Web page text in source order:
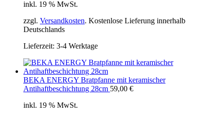
inkl. 19 % MwSt.
zzgl. Versandkosten. Kostenlose Lieferung innerhalb
Deutschlands
Lieferzeit: 3-4 Werktage
BEKA ENERGY Bratpfanne mit keramischer
Antihaftbeschichtung 28cm 59,00 €
inkl. 19 % MwSt.